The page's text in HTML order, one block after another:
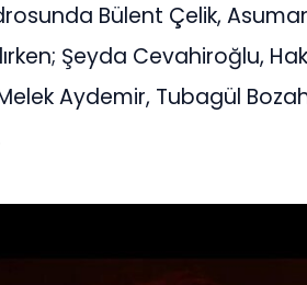
Bülent Çelik,
Şeyda Cevahiroğlu,
Aydemir, Tubagül